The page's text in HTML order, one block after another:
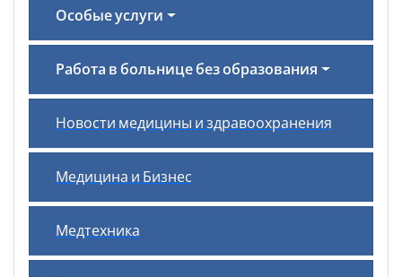
Особые услуги
Работа в больнице без образования
Новости медицины и здравоохранения
Медицина и Бизнес
Медтехника